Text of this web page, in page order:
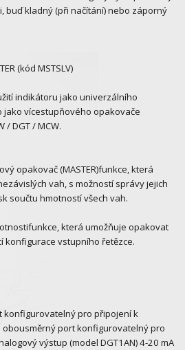
buď kladný (při načítání) nebo záporný
(kód MSTSLV)
indikátoru jako univerzálního
vícestupňového opakovače
/ DGT / MCW.
opakovač (MASTER)funkce, která
vah, s možností správy jejich
součtu hmotností všech vah.
která umožňuje opakovat
konfigurace vstupního řetězce.
konfigurovatelný pro připojení k
port konfigurovatelný pro
výstup (model DGT1AN) 4-20 mA